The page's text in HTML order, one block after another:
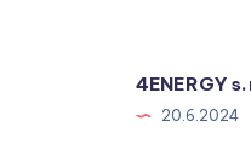
4ENERGY
20.6.2024